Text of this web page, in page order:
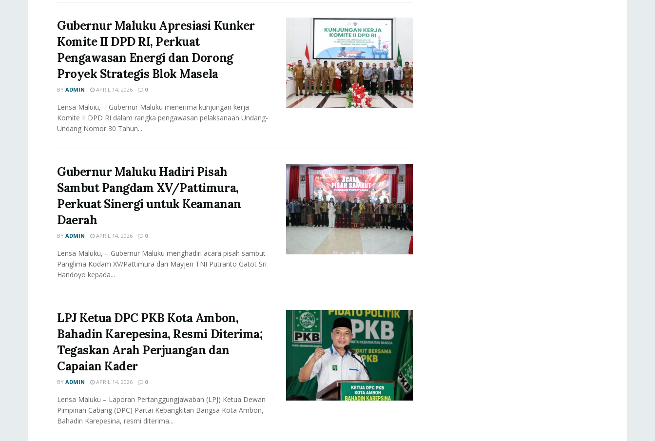
Gubernur Maluku Apresiasi Kunker
Komite II DPD RI, Perkuat
Pengawasan Energi dan Dorong
Proyek Strategis Blok Masela
BY ADMIN APRIL 14, 2026 0
Lensa Maluiu, – Gubernur Maluku menerima kunjungan kerja
Komite II DPD RI dalam rangka pengawasan pelaksanaan Undang-
Undang Nomor 30 Tahun...
Gubernur Maluku Hadiri Pisah
Sambut Pangdam XV/Pattimura,
Perkuat Sinergi untuk Keamanan
Daerah
BY ADMIN APRIL 14, 2026 0
Lensa Maluku, – Gubernur Maluku menghadiri acara pisah sambut
Panglima Kodam XV/Pattimura dari Mayjen TNI Putranto Gatot Sri
Handoyo kepada...
LPJ Ketua DPC PKB Kota Ambon,
Bahadin Karepesina, Resmi Diterima;
Tegaskan Arah Perjuangan dan
Capaian Kader
BY ADMIN APRIL 14, 2026 0
Lensa Maluku – Laporan Pertanggungjawaban (LPJ) Ketua Dewan
Pimpinan Cabang (DPC) Partai Kebangkitan Bangsa Kota Ambon,
Bahadin Karepesina, resmi diterima...